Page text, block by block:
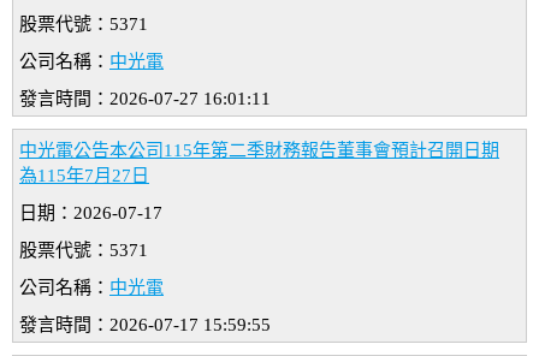
股票代號：5371
公司名稱： 中光電
發言時間：2026-07-27 16:01:11
中光電公告本公司115年第二季財務報告董事會預計召開日期
為115年7月27日
日期：2026-07-17
股票代號：5371
公司名稱： 中光電
發言時間：2026-07-17 15:59:55